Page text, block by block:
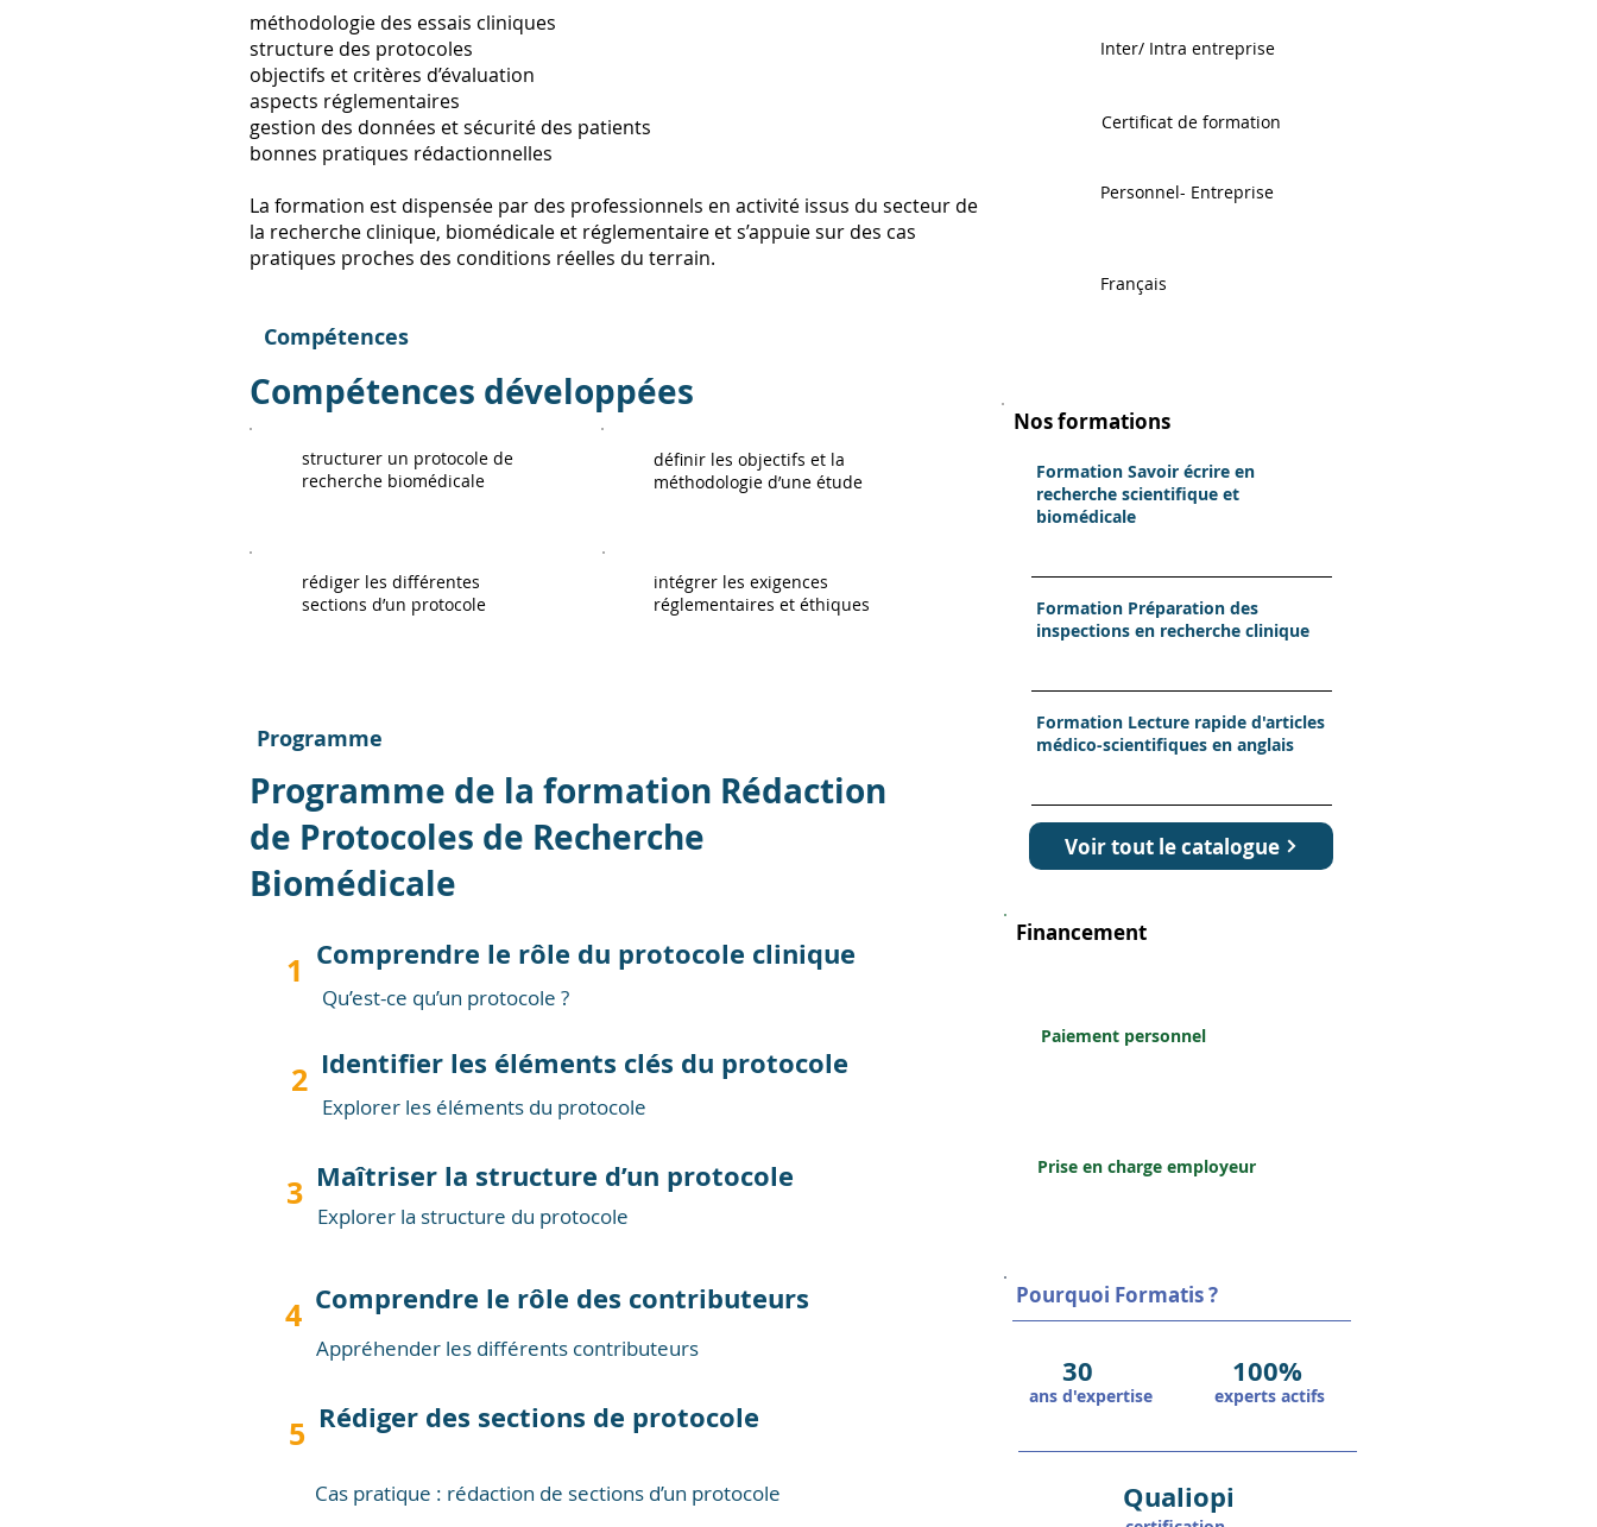
méthodologie des essais cliniques
structure des protocoles
objectifs et critères d’évaluation
aspects réglementaires
gestion des données et sécurité des patients
bonnes pratiques rédactionnelles
La formation est dispensée par des professionnels en activité issus du secteur de
la recherche clinique, biomédicale et réglementaire et s’appuie sur des cas
pratiques proches des conditions réelles du terrain.
Compétences
Compétences développées
structurer un protocole de
recherche biomédicale
définir les objectifs et la
méthodologie d’une étude
rédiger les différentes
sections d’un protocole
intégrer les exigences
réglementaires et éthiques
Inter/ Intra entreprise
Certificat de formation
Personnel- Entreprise
Français
Nos formations
Formation Savoir écrire en
recherche scientifique et
biomédicale
Formation Préparation des
inspections en recherche clinique
Formation Lecture rapide d'articles
médico-scientifiques en anglais
Voir tout le catalogue
Financement
Paiement personnel
Prise en charge employeur
Pourquoi Formatis ?
30
ans d'expertise
100%
experts actifs
Qualiopi
Programme
Programme de la formation Rédaction
de Protocoles de Recherche
Biomédicale
1 Comprendre le rôle du protocole clinique
Qu’est-ce qu’un protocole ?
2 Identifier les éléments clés du protocole
Explorer les éléments du protocole
3 Maîtriser la structure d’un protocole
Explorer la structure du protocole
4 Comprendre le rôle des contributeurs
Appréhender les différents contributeurs
5 Rédiger des sections de protocole
Cas pratique : rédaction de sections d’un protocole